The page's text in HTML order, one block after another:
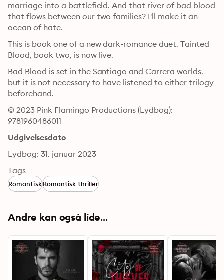
marriage into a battlefield. And that river of bad blood
that flows between our two families? I'll make it an
ocean of hate.
This is book one of a new dark-romance duet. Tainted
Blood, book two, is now live.
Bad Blood is set in the Santiago and Carrera worlds,
but it is not necessary to have listened to either trilogy
beforehand.
© 2023 Pink Flamingo Productions (Lydbog):
9781960486011
Udgivelsesdato
Lydbog: 31. januar 2023
Tags
RomantiskRomantisk thriller
Andre kan også lide...